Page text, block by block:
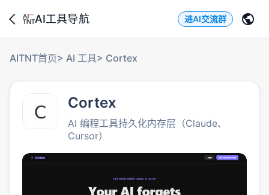
AI工具导航 进AI交流群
AITNT首页> AI 工具> Cortex
Cortex
AI 编程工具持久化内存层（Claude、
Cursor）